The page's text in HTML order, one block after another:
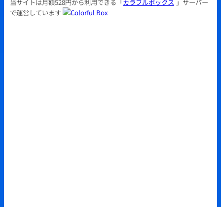
当サイトは月額528円から利用できる「カラフルボックス 」サーバー
で運営しています